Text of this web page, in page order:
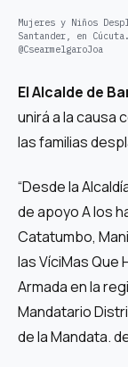
Mujeres y Niños
Santander, en Cúcuta.
@CsearmelgaroJoa
El Alcalde de
unirá a la causa
las familias
“Desde la
de apoyo A los
Catatumbo,
las VíciMas Que
Armada en la
Mandatario
de la Mandata.